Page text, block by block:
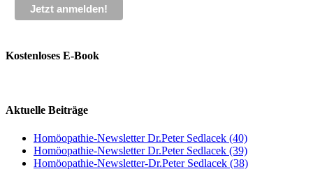
Kostenloses E-Book
Aktuelle Beiträge
Homöopathie-Newsletter Dr.Peter Sedlacek (40)
Homöopathie-Newsletter Dr.Peter Sedlacek (39)
Homöopathie-Newsletter-Dr.Peter Sedlacek (38)